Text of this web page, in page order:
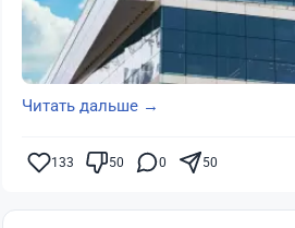
Читать дальше →
133 50 0 50